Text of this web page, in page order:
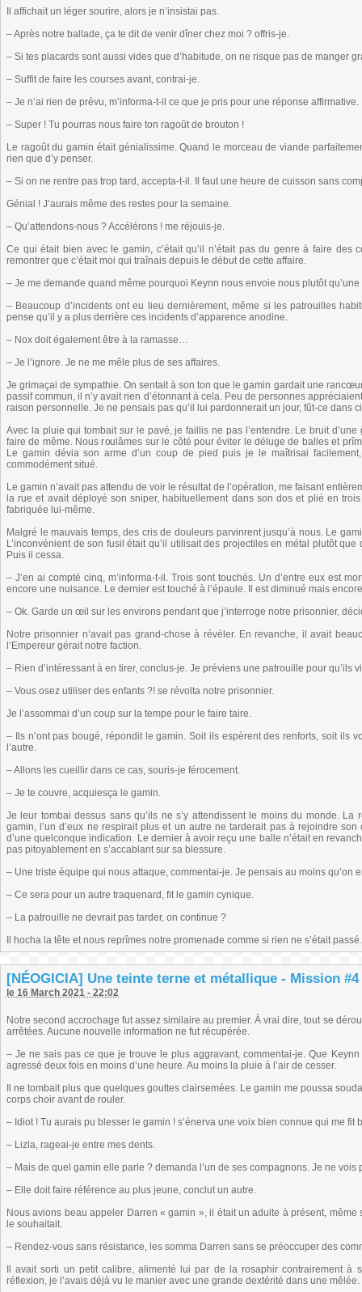
Il affichait un léger sourire, alors je n’insistai pas.
– Après notre ballade, ça te dit de venir dîner chez moi ? offris-je.
– Si tes placards sont aussi vides que d’habitude, on ne risque pas de manger
– Suffit de faire les courses avant, contrai-je.
– Je n’ai rien de prévu, m’informa-t-il ce que je pris pour une réponse affirmative.
– Super ! Tu pourras nous faire ton ragoût de brouton !
Le ragoût du gamin était génialissime. Quand le morceau de viande
rien que d’y penser.
– Si on ne rentre pas trop tard, accepta-t-il. Il faut une heure de cuisson sans
Génial ! J’aurais même des restes pour la semaine.
– Qu’attendons-nous ? Accélérons ! me réjouis-je.
Ce qui était bien avec le gamin, c’était qu’il n’était pas du genre à faire
remontrer que c’était moi qui traînais depuis le début de cette affaire.
– Je me demande quand même pourquoi Keynn nous envoie nous plutôt
– Beaucoup d’incidents ont eu lieu dernièrement, même si les patrouilles
pense qu’il y a plus derrière ces incidents d’apparence anodine.
– Nox doit également être à la ramasse…
– Je l’ignore. Je ne me mêle plus de ses affaires.
Je grimaçai de sympathie. On sentait à son ton que le gamin gardait une
passif commun, il n’y avait rien d’étonnant à cela. Peu de personnes
raison personnelle. Je ne pensais pas qu’il lui pardonnerait un jour, fût-ce dans
Avec la pluie qui tombait sur le pavé, je faillis ne pas l’entendre. Le bruit
faire de même. Nous roulâmes sur le côté pour éviter le déluge de balles et
Le gamin dévia son arme d’un coup de pied puis je le maîtrisai
commodément situé.
Le gamin n’avait pas attendu de voir le résultat de l’opération, me faisant
la rue et avait déployé son sniper, habituellement dans son dos et plié en
fabriquée lui-même.
Malgré le mauvais temps, des cris de douleurs parvinrent jusqu’à nous. Le
L’inconvénient de son fusil était qu’il utilisait des projectiles en métal plutôt
Puis il cessa.
– J’en ai compté cinq, m’informa-t-il. Trois sont touchés. Un d’entre eux est
encore une nuisance. Le dernier est touché à l’épaule. Il est diminué mais
– Ok. Garde un œil sur les environs pendant que j’interroge notre prisonnier,
Notre prisonnier n’avait pas grand-chose à révéler. En revanche, il avait
l’Empereur gérait notre faction.
– Rien d’intéressant à en tirer, conclus-je. Je préviens une patrouille pour qu’ils
– Vous osez utiliser des enfants ?! se révolta notre prisonnier.
Je l’assommai d’un coup sur la tempe pour le faire taire.
– Ils n’ont pas bougé, répondit le gamin. Soit ils espèrent des renforts, soit ils
l’autre.
– Allons les cueillir dans ce cas, souris-je férocement.
– Je te couvre, acquiesça le gamin.
Je leur tombai dessus sans qu’ils ne s’y attendissent le moins du monde.
gamin, l’un d’eux ne respirait plus et un autre ne tarderait pas à rejoindre
d’une quelconque indication. Le dernier à avoir reçu une balle n’était en
pas pitoyablement en s’accablant sur sa blessure.
– Une triste équipe qui nous attaque, commentai-je. Je pensais au moins qu’on
– Ce sera pour un autre traquenard, fit le gamin cynique.
– La patrouille ne devrait pas tarder, on continue ?
Il hocha la tête et nous reprîmes notre promenade comme si rien ne s’était
[NÉOGICIA] Une teinte terne et métallique - Mission
le 16 March 2021 - 22:02
Notre second accrochage fut assez similaire au premier. À vrai dire, tout se
arrêtées. Aucune nouvelle information ne fut récupérée.
– Je ne sais pas ce que je trouve le plus aggravant, commentai-je. Que
agressé deux fois en moins d’une heure. Au moins la pluie à l’air de cesser.
Il ne tombait plus que quelques gouttes clairsemées. Le gamin me poussa
corps choir avant de rouler.
– Idiot ! Tu aurais pu blesser le gamin ! s’énerva une voix bien connue qui me fit
– Lizla, rageai-je entre mes dents.
– Mais de quel gamin elle parle ? demanda l’un de ses compagnons. Je ne vois
– Elle doit faire référence au plus jeune, conclut un autre.
Nous avions beau appeler Darren « gamin », il était un adulte à présent,
le souhaitait.
– Rendez-vous sans résistance, les somma Darren sans se préoccuper des
Il avait sorti un petit calibre, alimenté lui par de la rosaphir contrairement à
réflexion, je l’avais déjà vu le manier avec une grande dextérité dans une mêlée.